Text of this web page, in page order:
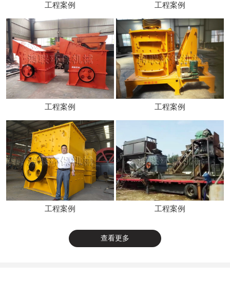
工程案例 工程案例
工程案例 工程案例
工程案例 工程案例
查看更多